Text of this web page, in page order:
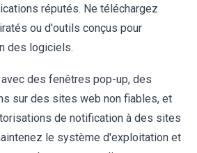
réputés. Ne téléchargez
ou d'outils conçus pour
des logiciels.
des fenêtres pop-up, des
sur des sites web non fiables, et
de notification à des sites
le système d'exploitation et